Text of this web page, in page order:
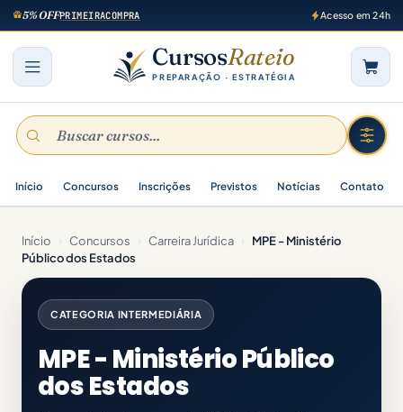
5% OFFPRIMEIRACOMPRA Acesso em 24h
CursosRateio
PREPARAÇÃO · ESTRATÉGIA
Início Concursos Inscrições Previstos Notícias Contato
Início › Concursos › Carreira Jurídica ›
MPE - Ministério
Público dos Estados
CATEGORIA INTERMEDIÁRIA
MPE - Ministério Público
dos Estados